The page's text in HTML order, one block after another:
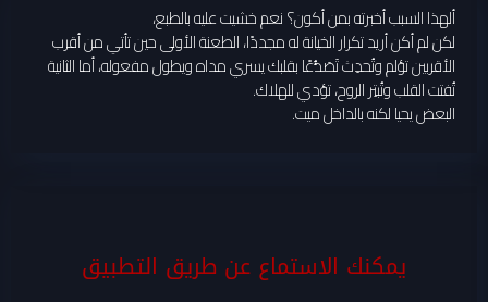
ألهذا السبب أخبرته بمن أكون؟ نعم خشيت عليه بالطبع،
لكن لم أكن أريد تكرار الخيانة له مجددًا، الطعنة الأولى حين تأتي من أقرب
الأقربين تؤلم وتُحدِث تَصَدُّعًا بقلبك يسري مداه ويطول مفعوله، أما الثانية
تُفتت القلب وتُبتِر الروح، تؤدي للهلاك.
البعض يحيا لكنه بالداخل ميت.
يمكنك الاستماع عن طريق التطبيق